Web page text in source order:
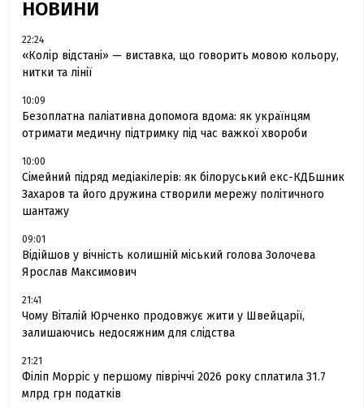
НОВИНИ
22:24
«Колір відстані» — виставка, що говорить мовою кольору,
нитки та лінії
10:09
Безоплатна паліативна допомога вдома: як українцям
отримати медичну підтримку під час важкої хвороби
10:00
Сімейний підряд медіакілерів: як білоруський екс-КДБшник
Захаров та його дружина створили мережу політичного
шантажу
09:01
Відійшов у вічність колишній міський голова Золочева
Ярослав Максимович
21:41
Чому Віталій Юрченко продовжує жити у Швейцарії,
залишаючись недосяжним для слідства
21:21
Філіп Морріс у першому півріччі 2026 року сплатила 31.7
млрд грн податків